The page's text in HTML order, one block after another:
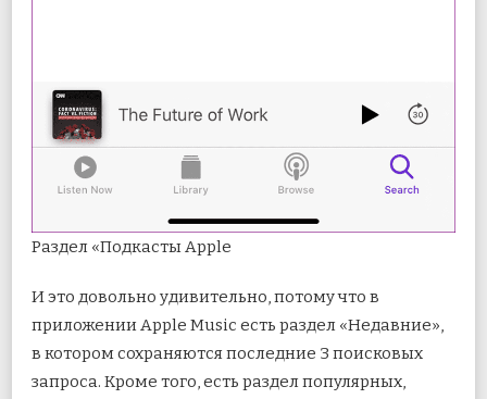
Раздел «Подкасты Apple
И это довольно удивительно, потому что в
приложении Apple Music есть раздел «Недавние»,
в котором сохраняются последние 3 поисковых
запроса. Кроме того, есть раздел популярных,